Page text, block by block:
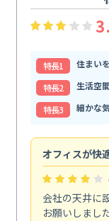
特⻑1
住まい
特⻑2
生活空
特⻑3
細かな
オフィスが快
会社の天井に
お願いしまし